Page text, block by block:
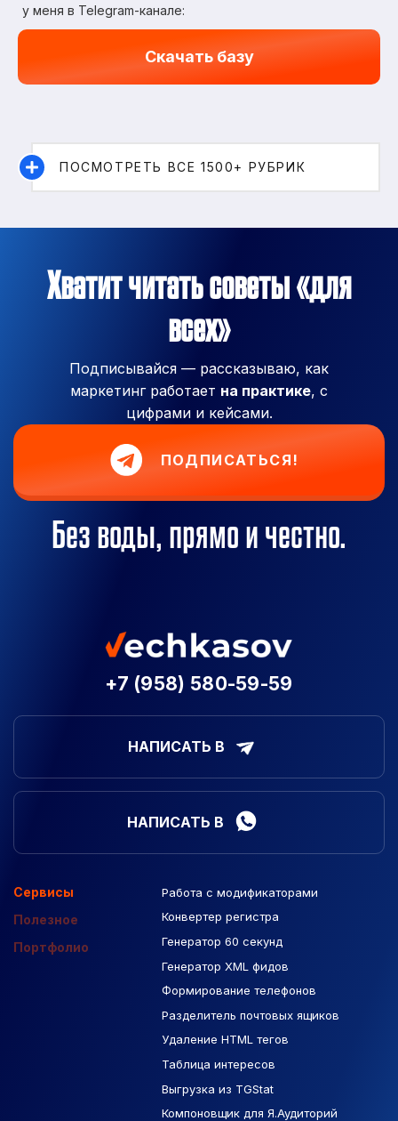
у меня в Telegram-канале:
Скачать базу
ПОСМОТРЕТЬ ВСЕ 1500+ РУБРИК
Хватит читать советы «для
всех»
Подписывайся — рассказываю, как
маркетинг работает на практике, с
цифрами и кейсами.
ПОДПИСАТЬСЯ!
Без воды, прямо и честно.
+7 (958) 580-59-59
НАПИСАТЬ В
НАПИСАТЬ В
Сервисы
Полезное
Портфолио
Работа с модификаторами
Конвертер регистра
Генератор 60 секунд
Генератор XML фидов
Формирование телефонов
Разделитель почтовых ящиков
Удаление HTML тегов
Таблица интересов
Выгрузка из TGStat
Компоновщик для Я.Аудиторий
Подборка сайтов
Макеты Figma
База Яндекс Карты
РСЯ площадки
Созданные сайты
Контекстная реклама